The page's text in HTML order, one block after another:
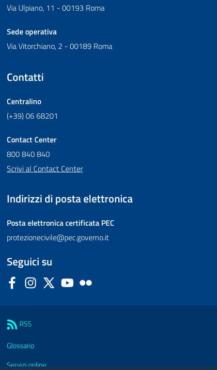
Via Ulpiano, 11 - 00193 Roma
Sede operativa
Via Vitorchiano, 2 - 00189 Roma
Contatti
Centralino
(+39) 06 68201
Contact Center
800 840 840
Scrivi al Contact Center
Indirizzi di posta elettronica
Posta elettronica certificata PEC
protezionecivile@pec.governo.it
Seguici su
FacebookInstagram
Twitter YouTube
RSS
Glossario
Servizi online